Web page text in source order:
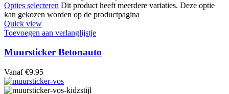
Opties selecteren Dit product heeft meerdere variaties. Deze optie
kan gekozen worden op de productpagina
Quick view
Toevoegen aan verlanglijstje
Muursticker Betonauto
Vanaf €9.95